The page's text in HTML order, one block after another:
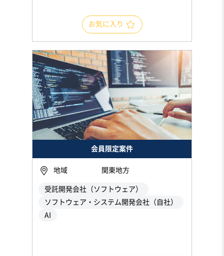
お気に入り
会員限定案件
地域 関東地方
受託開発会社（ソフトウェア）
ソフトウェア・システム開発会社（自社）
AI